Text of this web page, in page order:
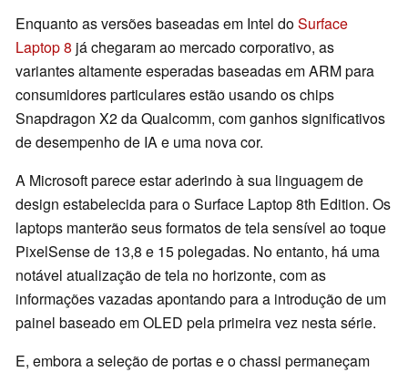
Enquanto as versões baseadas em Intel doSurface
Laptop 8 já chegaram ao mercado corporativo, as
variantes altamente esperadas baseadas em ARM para
consumidores particulares estão usando os chips
Snapdragon X2 da Qualcomm, com ganhos significativos
de desempenho de IA e uma nova cor.
A Microsoft parece estar aderindo à sua linguagem de
design estabelecida para o Surface Laptop 8th Edition. Os
laptops manterão seus formatos de tela sensível ao toque
PixelSense de 13,8 e 15 polegadas. No entanto, há uma
notável atualização de tela no horizonte, com as
informações vazadas apontando para a introdução de um
painel baseado em OLED pela primeira vez nesta série.
E, embora a seleção de portas e o chassi permaneçam